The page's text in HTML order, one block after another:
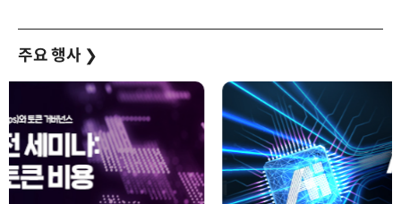
주요 행사 ❯